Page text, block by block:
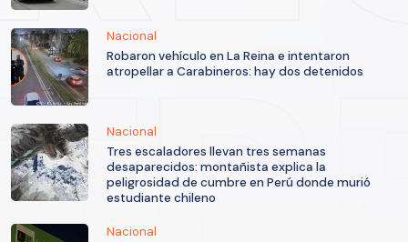
Nacional
Robaron vehículo en La Reina e intentaron
atropellar a Carabineros: hay dos detenidos
Nacional
Tres escaladores llevan tres semanas
desaparecidos: montañista explica la
peligrosidad de cumbre en Perú donde murió
estudiante chileno
Nacional